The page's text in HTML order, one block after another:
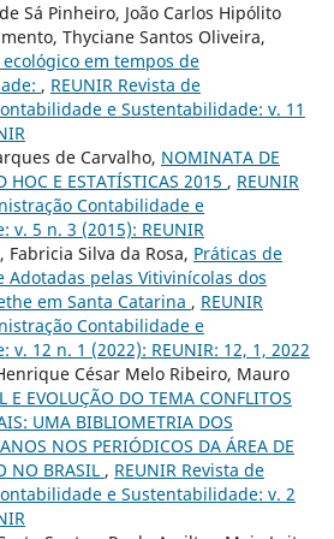
Sá Pinheiro, João Carlos Hipólito
Thyciane Santos Oliveira,
em tempos de
, REUNIR Revista de
e Sustentabilidade: v. 11
de Carvalho, NOMINATA DE
HOC E ESTATÍSTICAS 2015 , REUNIR
Contabilidade e
v. 5 n. 3 (2015): REUNIR
Silva da Rosa, Práticas de
pelas Vitivinícolas dos
em Santa Catarina , REUNIR
Contabilidade e
v. 12 n. 1 (2022): REUNIR: 12, 1, 2022
César Melo Ribeiro, Mauro
E EVOLUÇÃO DO TEMA CONFLITOS
UMA BIBLIOMETRIA DOS
NOS PERIÓDICOS DA ÁREA DE
NO BRASIL , REUNIR Revista de
e Sustentabilidade: v. 2